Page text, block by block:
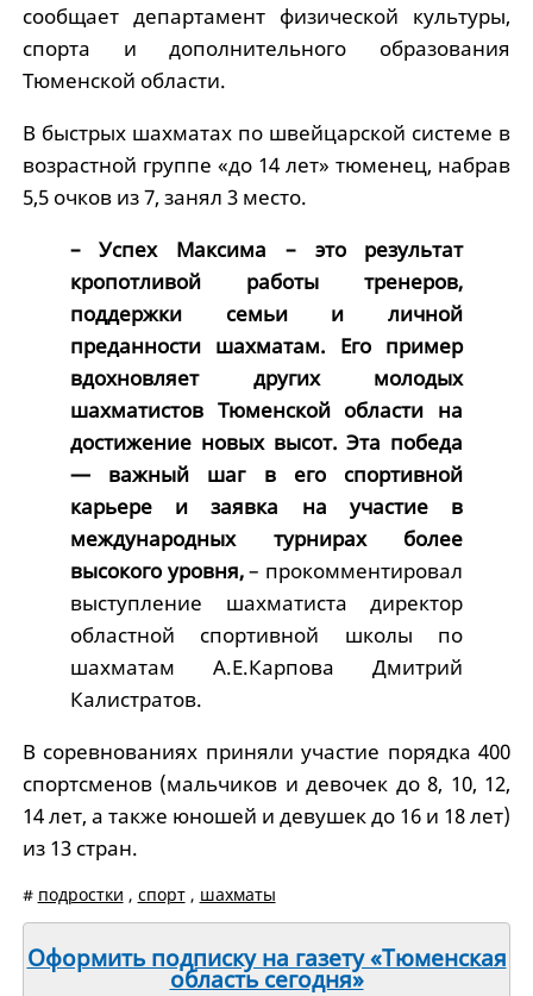
сообщает департамент физической культуры,
спорта и дополнительного образования
Тюменской области.
В быстрых шахматах по швейцарской системе в
возрастной группе «до 14 лет» тюменец, набрав
5,5 очков из 7, занял 3 место.
– Успех Максима – это результат
кропотливой работы тренеров,
поддержки семьи и личной
преданности шахматам. Его пример
вдохновляет других молодых
шахматистов Тюменской области на
достижение новых высот. Эта победа
— важный шаг в его спортивной
карьере и заявка на участие в
международных турнирах более
высокого уровня,– прокомментировал
выступление шахматиста директор
областной спортивной школы по
шахматам А.Е.Карпова Дмитрий
Калистратов.
В соревнованиях приняли участие порядка 400
спортсменов (мальчиков и девочек до 8, 10, 12,
14 лет, а также юношей и девушек до 16 и 18 лет)
из 13 стран.
# подростки , спорт, шахматы
Оформить подписку на газету «Тюменская
область сегодня»